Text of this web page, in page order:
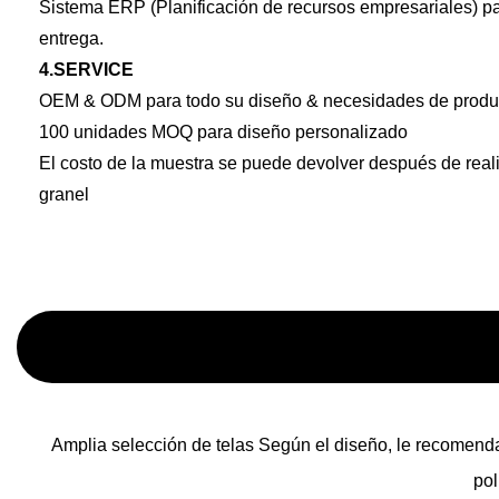
Sistema ERP (Planificación de recursos empresariales)
entrega.
4.SERVICE
OEM & ODM para todo su diseño & necesidades de
100 unidades MOQ para diseño personalizado
El costo de la muestra se puede devolver después de
granel
Amplia selección de telas Según el diseño, le